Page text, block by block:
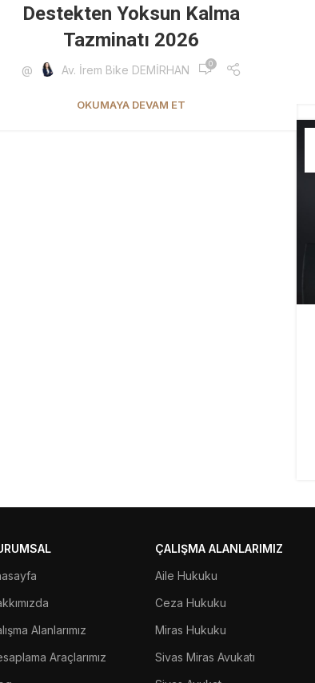
Destekten Yoksun Kalma
Tazminatı 2026
@ Av. İrem Bike DEMİRHAN 0
OKUMAYA DEVAM ET
Alanlarımız
Araçlarımız
ÇALIŞMA ALANLARIMIZ
Aile Hukuku
Ceza Hukuku
Miras Hukuku
Sivas Miras Avukatı